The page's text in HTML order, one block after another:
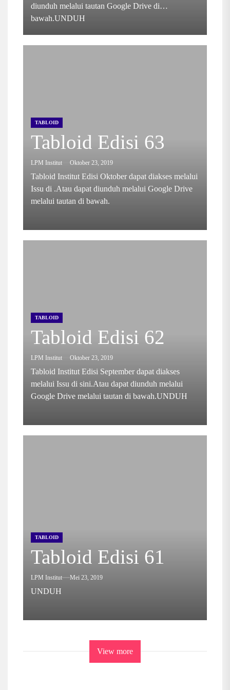
diunduh melalui tautan Google Drive di
bawah.UNDUH
TABLOID
Tabloid Edisi 63
LPM Institut Oktober 23, 2019
Tabloid Institut Edisi Oktober dapat diakses melalui
Issu di .Atau dapat diunduh melalui Google Drive
melalui tautan di bawah.
TABLOID
Tabloid Edisi 62
LPM Institut Oktober 23, 2019
Tabloid Institut Edisi September dapat diakses
melalui Issu di sini.Atau dapat diunduh melalui
Google Drive melalui tautan di bawah.UNDUH
TABLOID
Tabloid Edisi 61
LPM Institut Mei 23, 2019
UNDUH
View more